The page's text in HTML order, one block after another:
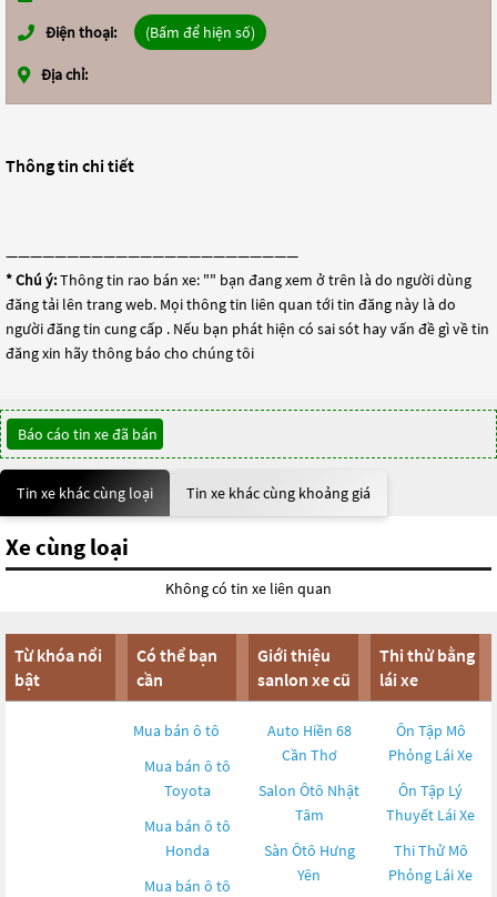
Điện thoại: (Bấm để hiện số)
Địa chỉ:
Thông tin chi tiết
————————————————————————
* Chú ý:Thông tin rao bán xe: "" bạn đang xem ở trên là do người dùng
đăng tải lên trang web. Mọi thông tin liên quan tới tin đăng này là do
người đăng tin cung cấp . Nếu bạn phát hiện có sai sót hay vấn đề gì về tin
đăng xin hãy thông báo cho chúng tôi
Báo cáo tin xe đã bán
Tin xe khác cùng loại Tin xe khác cùng khoảng giá
Xe cùng loại
Không có tin xe liên quan
Từ khóa nổi
bật
Có thể bạn
cần
Mua bán ô tô
Mua bán ô tô
Toyota
Mua bán ô tô
Honda
Mua bán ô tô
Giới thiệu
sanlon xe cũ
Auto Hiền 68
Cần Thơ
Salon Ôtô Nhật
Tâm
Sàn Ôtô Hưng
Yên
Thi thử bằng
lái xe
Ôn Tập Mô
Phỏng Lái Xe
Ôn Tập Lý
Thuyết Lái Xe
Thi Thử Mô
Phỏng Lái Xe